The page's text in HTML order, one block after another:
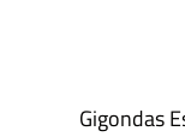
Gigondas